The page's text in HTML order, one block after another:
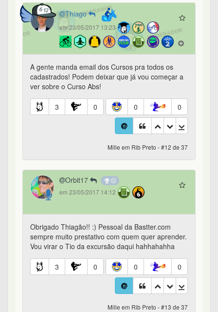
Thiago
em 23/05/2017 13:23
A gente manda email dos Cursos pra todos os
cadastrados! Podem deixar que já vou começar a
ver sobre o Curso Abs!
3 0 0 0
Mille em Rib Preto - #12 de 37
Orbit17
em 23/05/2017 14:12
Obrigado Thiagão!! :) Pessoal da Bastter.com
sempre muito prestativo com quem quer aprender.
Vou virar o Tio da excursão daqui hahhahahha
3 0 0 0
Mille em Rib Preto - #13 de 37